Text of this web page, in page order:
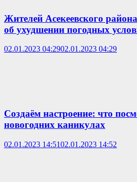
Жителей Асекеевского
об ухудшении погодных
02.01.2023 04:2902.01.2023 04:29
Создаём настроение: что
новогодних каникулах
02.01.2023 14:5102.01.2023 14:52